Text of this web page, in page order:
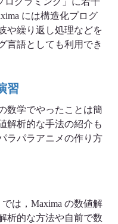
には構造化プログ
や繰り返し処理などを
言語としても利用でき
習
数学でやったことは簡
解析的な手法の紹介も
ラパラアニメの作り方
は，Maxima の数値解
析的な方法や自前で数